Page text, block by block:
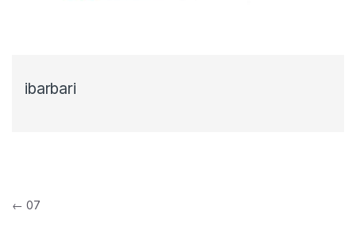
ibarbari
Navigacija objava
← 07